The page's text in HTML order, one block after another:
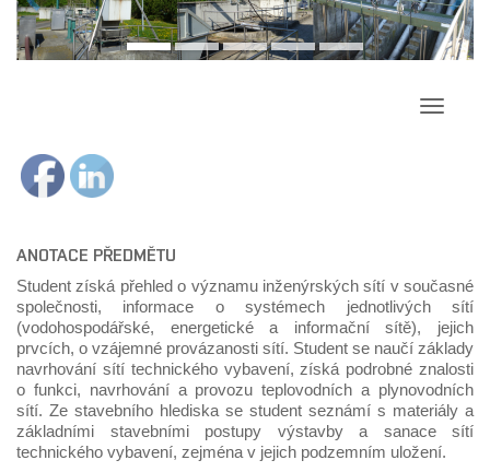
ANOTACE PŘEDMĚTU
Student získá přehled o významu inženýrských sítí v současné
společnosti, informace o systémech jednotlivých sítí
(vodohospodářské, energetické a informační sítě), jejich
prvcích, o vzájemné provázanosti sítí. Student se naučí základy
navrhování sítí technického vybavení, získá podrobné znalosti
o funkci, navrhování a provozu teplovodních a plynovodních
sítí. Ze stavebního hlediska se student seznámí s materiály a
základními stavebními postupy výstavby a sanace sítí
technického vybavení, zejména v jejich podzemním uložení.